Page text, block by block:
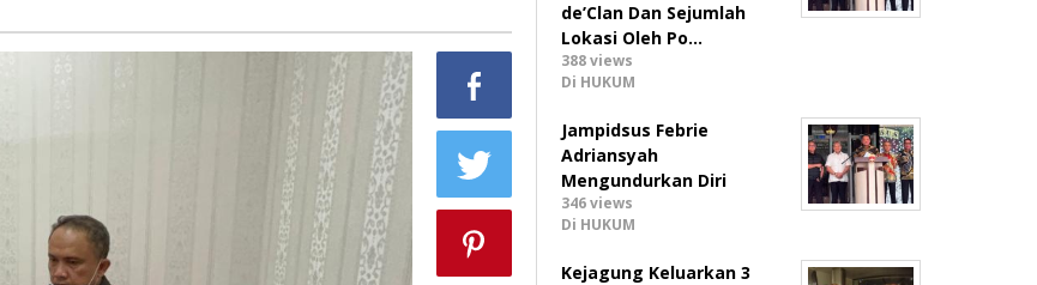
de’Clan Dan Sejumlah
Lokasi Oleh Po…
388 views
Di HUKUM
Jampidsus Febrie
Adriansyah
Mengundurkan Diri
346 views
Di HUKUM
Kejagung Keluarkan 3